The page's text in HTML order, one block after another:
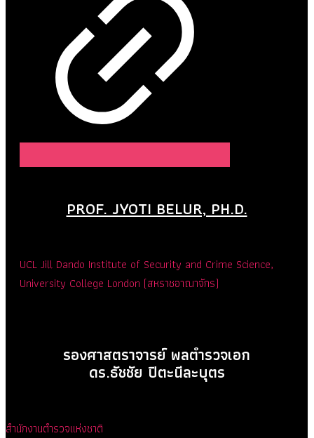
PROF. JYOTI BELUR, PH.D.
UCL Jill Dando Institute of Security and Crime Science,
University College London (สหราชอาณาจักร)
รองศาสตราจารย์ พลตำรวจเอก
ดร.ธัชชัย ปิตะนีละบุตร
สำนักงานตำรวจแห่งชาติ